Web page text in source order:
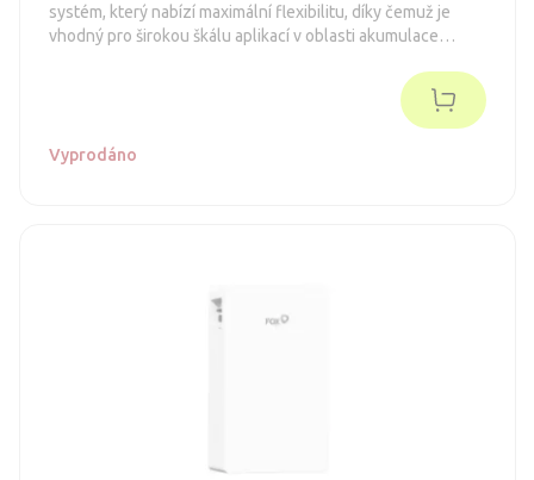
systém, který nabízí maximální flexibilitu, díky čemuž je
vhodný pro širokou škálu aplikací v oblasti akumulace
lze dosáhnout maximální akumulační kapacity 46,08 kWh.
Vyprodáno